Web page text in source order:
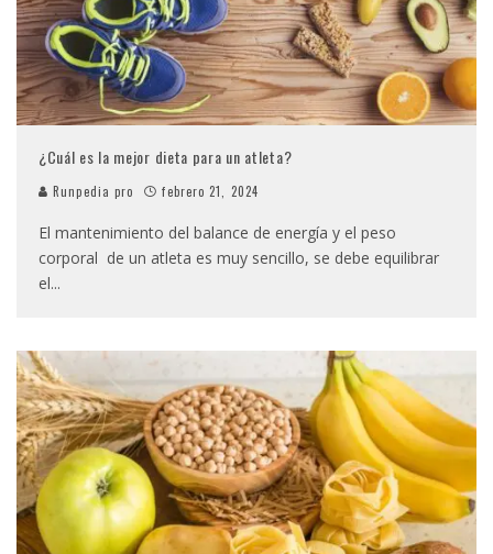
¿Cuál es la mejor dieta para un atleta?
Runpedia pro febrero 21, 2024
El mantenimiento del balance de energía y el peso
corporal de un atleta es muy sencillo, se debe equilibrar
el...